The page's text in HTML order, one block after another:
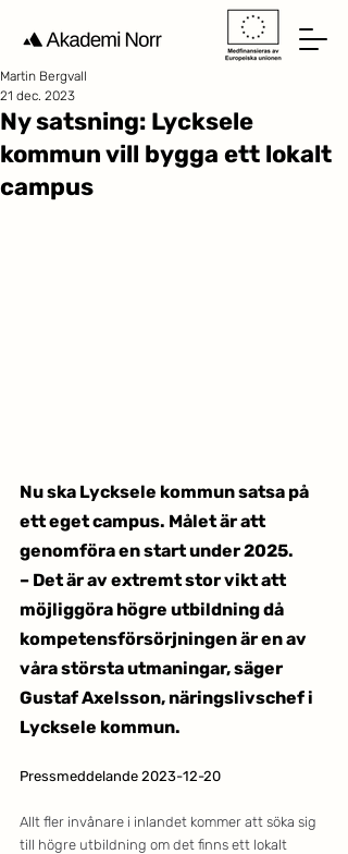
Ny satsning: Lycksele
kommun vill bygga ett lokalt
campus
Martin Bergvall
21 dec. 2023
Nu ska Lycksele kommun satsa på
ett eget campus. Målet är att
genomföra en start under 2025.
– Det är av extremt stor vikt att
möjliggöra högre utbildning då
kompetensförsörjningen är en av
våra största utmaningar, säger
Gustaf Axelsson, näringslivschef i
Lycksele kommun.
Pressmeddelande 2023-12-20
Allt fler invånare i inlandet kommer att söka sig
till högre utbildning om det finns ett lokalt